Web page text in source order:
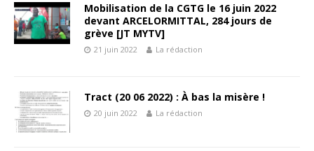
Mobilisation de la CGTG le 16 juin 2022
devant ARCELORMITTAL, 284 jours de
grève [JT MYTV]
21 juin 2022 La rédaction
Tract (20 06 2022) : À bas la misère !
20 juin 2022 La rédaction